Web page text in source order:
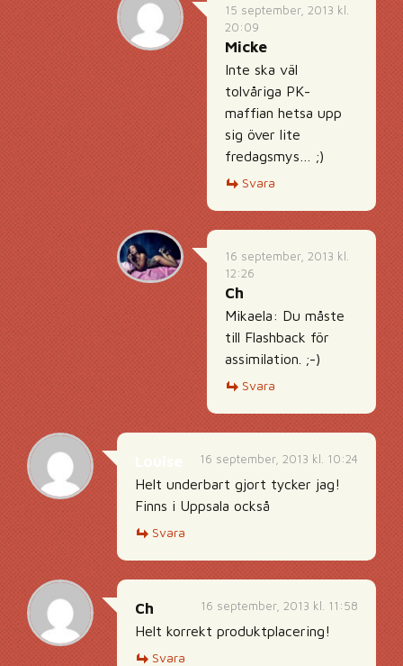
15 september, 2013 kl.
20:09
Micke
Inte ska väl
tolvåriga PK-
maffian hetsa upp
sig över lite
fredagsmys… ;)
Svara
16 september, 2013 kl.
12:26
Ch
Mikaela: Du måste
till Flashback för
assimilation. ;-)
Svara
16 september, 2013 kl. 10:24
Helt underbart gjort tycker jag!
Finns i Uppsala också
Svara
16 september, 2013 kl. 11:58
Ch
Helt korrekt produktplacering!
Svara